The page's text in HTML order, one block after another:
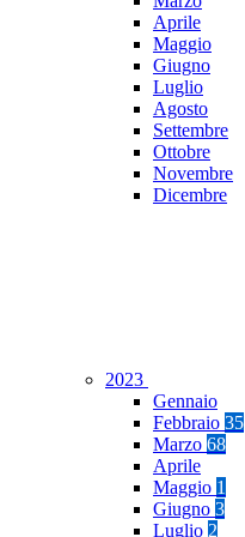
Aprile
Maggio
Giugno
Luglio
Agosto
Settembre
Ottobre
Novembre
Dicembre
2023
Gennaio
Febbraio 35
Marzo 68
Aprile
Maggio 1
Giugno 3
Luglio 2